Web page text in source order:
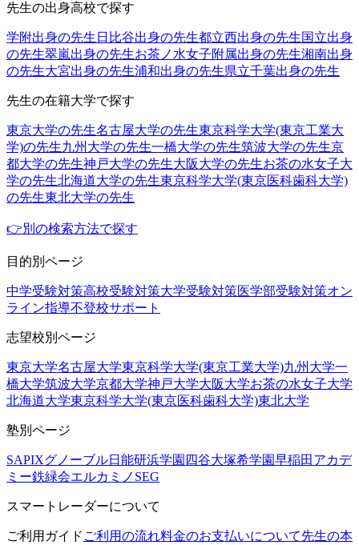
先生の出身高校で探す
学附出身の先生 日比谷出身の先生都立西出身の先生国立出身
の先生翠嵐出身の先生お茶ノ水女子附属出身の先生湘南出身
の先生大宮出身の先生浦和出身の先生県立千葉出身の先生
先生の在籍大学で探す
東京大学の先生名古屋大学の先生東京科学大学(東京工業大
学)の先生九州大学の先生一橋大学の先生筑波大学の先生京
都大学の先生神戸大学の先生大阪大学の先生お茶の水女子大
学の先生北海道大学の先生東京科学大学(東京医科歯科大学)
の先生東北大学の先生
👉別の検索方法で探す
目的別ページ
中学受験対策高校受験対策大学受験対策医学部受験対策オン
ライン指導不登校サポート
志望校別ページ
東京大学名古屋大学東京科学大学(東京工業大学)九州大学一
橋大学筑波大学京都大学神戸大学大阪大学お茶の水女子大学
北海道大学東京科学大学(東京医科歯科大学)東北大学
塾別ページ
SAPIXグノーブル日能研浜学園 四谷大塚希学園早稲田アカデ
ミー鉄緑会エルカミノ SEG
スマートレーダーについて
ご利用ガイド ご利用の流れ料金のお支払いについて先生の本